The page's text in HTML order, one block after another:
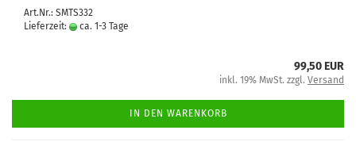
Art.Nr.: SMTS332
Lieferzeit:
ca. 1-3 Tage
99,50 EUR
inkl. 19% MwSt. zzgl. Versand
IN DEN WARENKORB